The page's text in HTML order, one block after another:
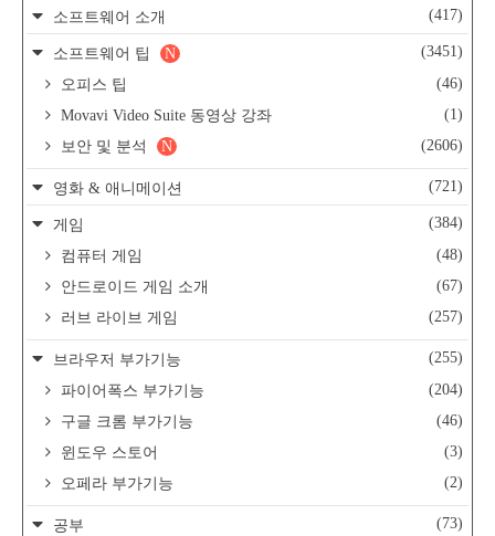
소프트웨어 소개 (417)
소프트웨어 팁 (3451)
N
오피스 팁
(46)
Movavi Video Suite 동영상 강좌
(1)
보안 및 분석
(2606)
N
영화 & 애니메이션 (721)
게임
(384)
컴퓨터 게임
(48)
안드로이드 게임 소개
(67)
러브 라이브 게임
(257)
브라우저 부가기능
(255)
파이어폭스 부가기능
(204)
구글 크롬 부가기능
(46)
윈도우 스토어
(3)
오페라 부가기능
(2)
공부
(73)